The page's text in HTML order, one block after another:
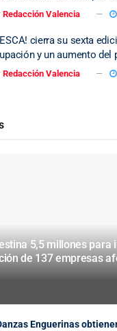
Redacción Valencia
cierra su sexta
y un aumento del
Redacción Valencia
5,5 millones para
de 137 empresas
Enguerinas